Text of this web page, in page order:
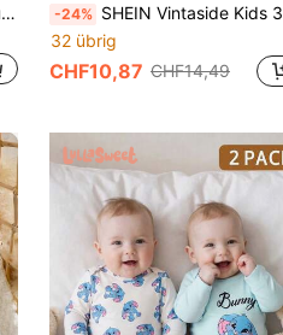
Niedlicher Weihnachts-Bodysuit mit Cartoon-Muster für Neugeborene Baby Mädchen, langärmlig
-24% SHEIN Vintaside Kids 3 Stücke/Set Neugeborenen Baby Jungen Lässig Kurzarm Strampler, Sommer
32 übrig
CHF10,87 CHF14,49